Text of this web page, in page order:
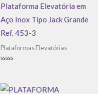
Plataforma Elevatória em
Aço Inox Tipo Jack Grande
Ref. 453-3
Plataformas Elevatórias
5